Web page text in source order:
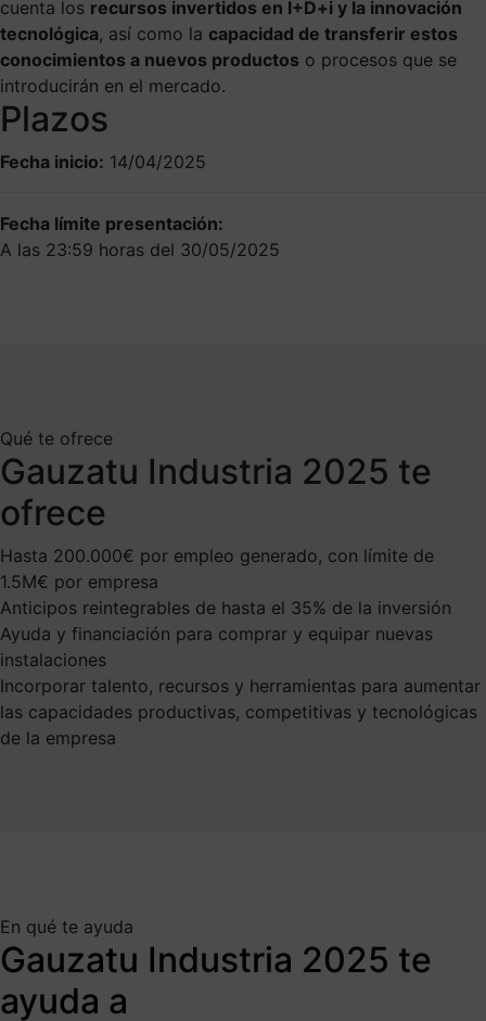
cuenta los recursos invertidos en I+D+i y la innovación
tecnológica, así como la capacidad de transferir estos
conocimientos a nuevos productos o procesos que se
introducirán en el mercado.
Plazos
Fecha inicio: 14/04/2025
Fecha límite presentación:
A las 23:59 horas del 30/05/2025
Qué te ofrece
Gauzatu Industria 2025 te
ofrece
Hasta 200.000€ por empleo generado, con límite de
1.5M€ por empresa
Anticipos reintegrables de hasta el 35% de la inversión
Ayuda y financiación para comprar y equipar nuevas
instalaciones
Incorporar talento, recursos y herramientas para aumentar
las capacidades productivas, competitivas y tecnológicas
de la empresa
En qué te ayuda
Gauzatu Industria 2025 te
ayuda a